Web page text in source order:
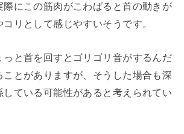
際にこの筋肉がこわばると首の動きが
リとして感じやすいそうです。
っと首を回すとゴリゴリ音がするんだ
ことがありますが、そうした場合も深
している可能性があると考えられてい